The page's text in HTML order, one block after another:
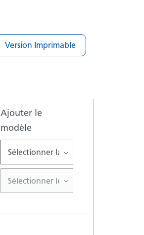
Version Imprimable
Ajouter le
modèle
Sélectionner la marque
Sélectionner le modèle